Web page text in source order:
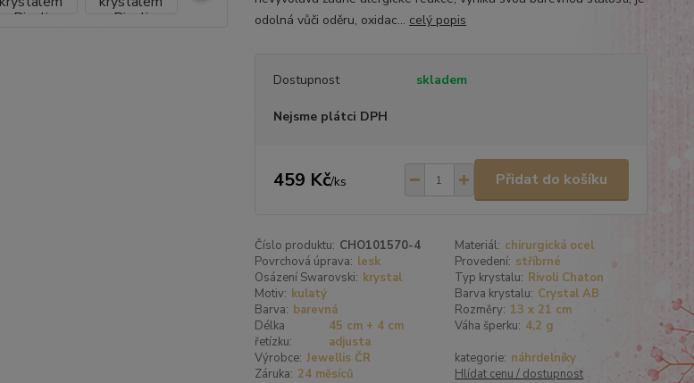
odolná vůči oděru, oxidac... celý popis
Dostupnost skladem
Nejsme plátci DPH
459 Kč/ks Přidat do košíku
Číslo produktu: CHO101570-4 Materiál: chirurgická ocel
Povrchová úprava: lesk Provedení: stříbrné
Osázení Swarovski: krystal Typ krystalu: Rivoli Chaton
Motiv: kulatý Barva krystalu: Crystal AB
Barva: barevná Rozměry: 13 x 21 cm
Délka
řetízku:
45 cm + 4 cm
adjusta
Váha šperku: 4,2 g
Výrobce: Jewellis ČR kategorie: náhrdelníky
Záruka: 24 měsíců Hlídat cenu / dostupnost